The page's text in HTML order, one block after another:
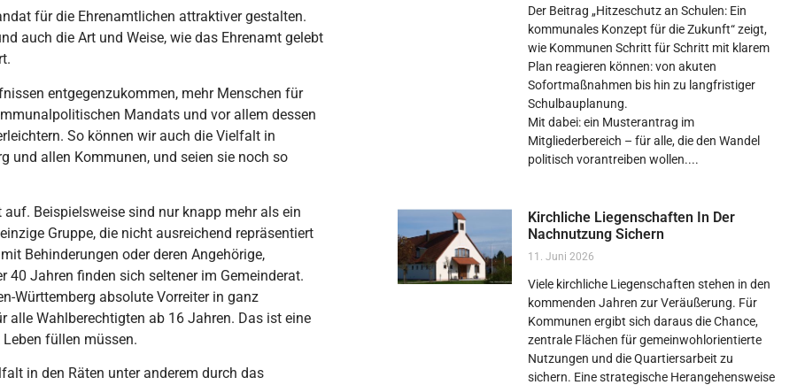
für die Ehrenamtlichen attraktiver gestalten.
auch die Art und Weise, wie das Ehrenamt gelebt
entgegenzukommen, mehr Menschen für
Mandats und vor allem dessen
So können wir auch die Vielfalt in
und allen Kommunen, und seien sie noch so
Beispielsweise sind nur knapp mehr als ein
Gruppe, die nicht ausreichend repräsentiert
Behinderungen oder deren Angehörige,
Jahren finden sich seltener im Gemeinderat.
Württemberg absolute Vorreiter in ganz
Wahlberechtigten ab 16 Jahren. Das ist eine
füllen müssen.
in den Räten unter anderem durch das
Der Beitrag „Hitzeschutz an Schulen: Ein
kommunales Konzept für die Zukunft“ zeigt,
wie Kommunen Schritt für Schritt mit klarem
Plan reagieren können: von akuten
Sofortmaßnahmen bis hin zu langfristiger
Schulbauplanung.
Mit dabei: ein Musterantrag im
Mitgliederbereich – für alle, die den Wandel
politisch vorantreiben wollen.
Kirchliche Liegenschaften In Der
Nachnutzung Sichern
11. Juni 2026
Viele kirchliche Liegenschaften stehen in den
kommenden Jahren zur Veräußerung. Für
Kommunen ergibt sich daraus die Chance,
zentrale Flächen für gemeinwohlorientierte
Nutzungen und die Quartiersarbeit zu
sichern. Eine strategische Herangehensweise